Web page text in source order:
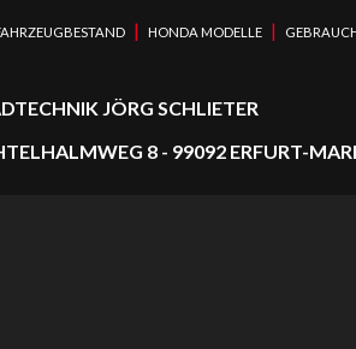
| HONDA MODELLE |
JÖRG SCHLIETER
8 - 99092 ERFURT-